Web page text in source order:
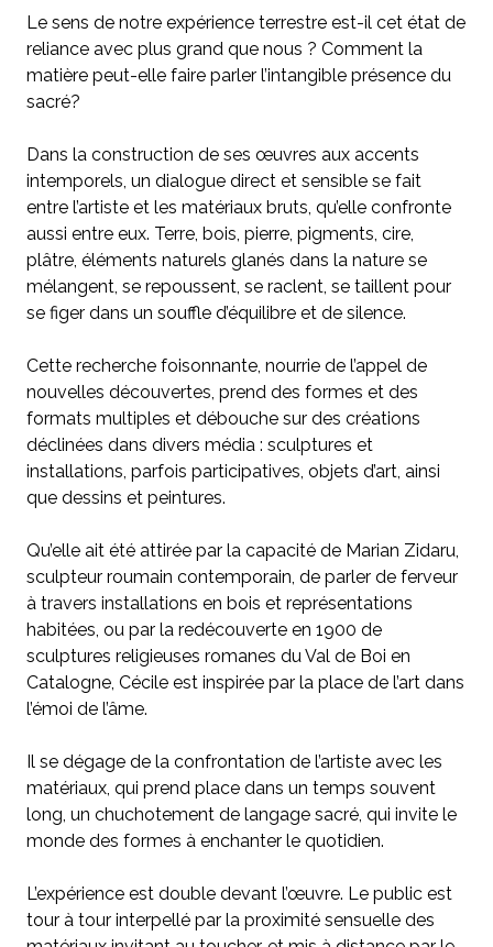
Le sens de notre expérience terrestre est-il cet état de
reliance avec plus grand que nous ? Comment la
matière peut-elle faire parler l’intangible présence du
sacré?
Dans la construction de ses œuvres aux accents
intemporels, un dialogue direct et sensible se fait
entre l’artiste et les matériaux bruts, qu’elle confronte
aussi entre eux. Terre, bois, pierre, pigments, cire,
plâtre, éléments naturels glanés dans la nature se
mélangent, se repoussent, se raclent, se taillent pour
se figer dans un souffle d’équilibre et de silence.
Cette recherche foisonnante, nourrie de l’appel de
nouvelles découvertes, prend des formes et des
formats multiples et débouche sur des créations
déclinées dans divers média : sculptures et
installations, parfois participatives, objets d’art, ainsi
que dessins et peintures.
Qu’elle ait été attirée par la capacité de Marian Zidaru,
sculpteur roumain contemporain, de parler de ferveur
à travers installations en bois et représentations
habitées, ou par la redécouverte en 1900 de
sculptures religieuses romanes du Val de Boi en
Catalogne, Cécile est inspirée par la place de l’art dans
l’émoi de l’âme.
Il se dégage de la confrontation de l’artiste avec les
matériaux, qui prend place dans un temps souvent
long, un chuchotement de langage sacré, qui invite le
monde des formes à enchanter le quotidien.
L’expérience est double devant l’œuvre. Le public est
tour à tour interpellé par la proximité sensuelle des